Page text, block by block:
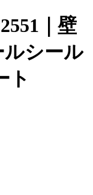
｜壁
シール
ト